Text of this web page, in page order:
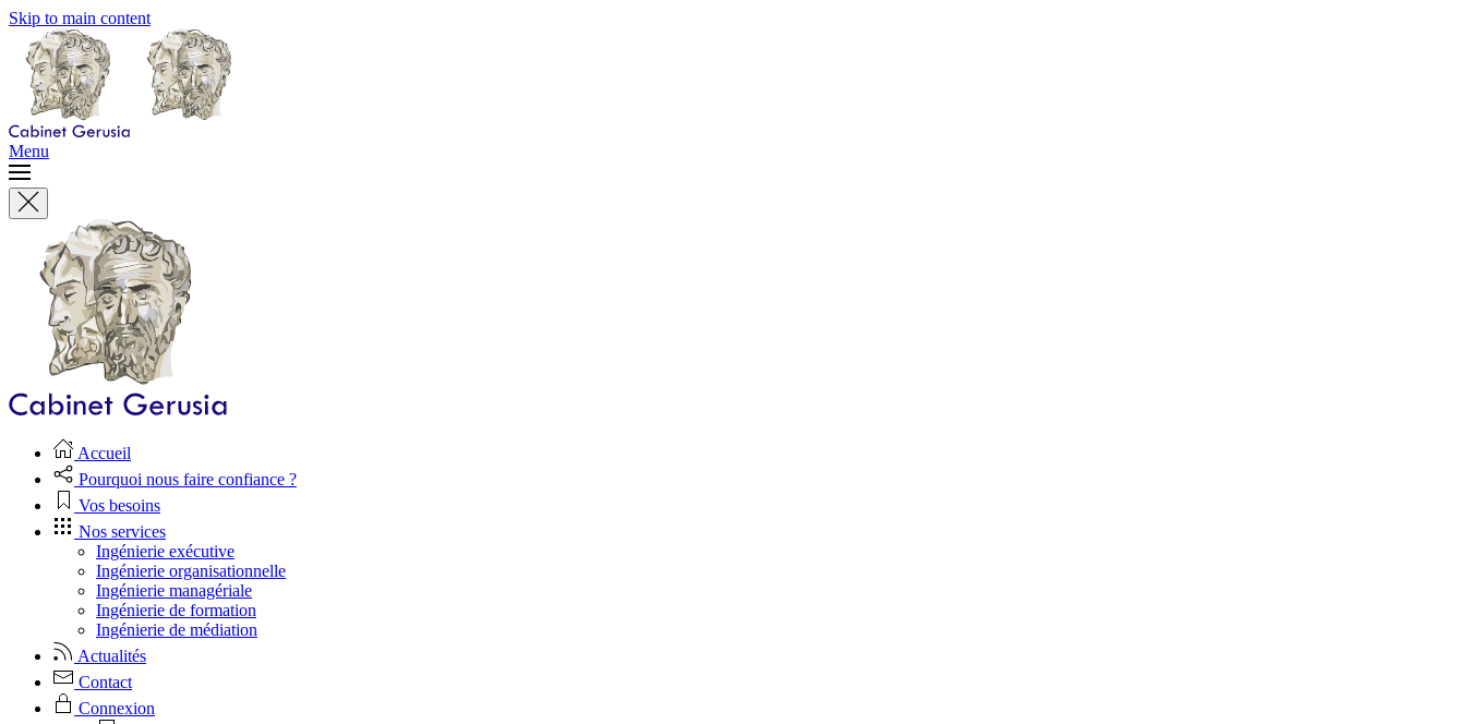
Skip to main content
Menu
Accueil
Pourquoi nous faire confiance ?
Vos besoins
Nos services
Ingénierie exécutive
Ingénierie organisationnelle
Ingénierie managériale
Ingénierie de formation
Ingénierie de médiation
Actualités
Contact
Connexion